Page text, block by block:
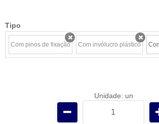
Tipo
Com pinos de fixação
x Com invólucro plástico
x
Unidade: un